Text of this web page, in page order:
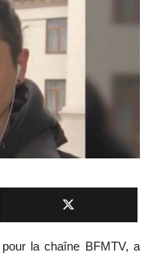
la chaîne BFMTV, a